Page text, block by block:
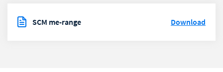
Handmatige verstelling van de bovenbalk met
SCM me-range Download